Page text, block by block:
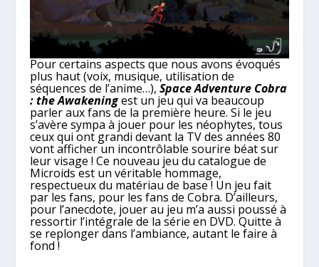
Pour certains aspects que nous avons évoqués
plus haut (voix, musique, utilisation de
séquences de l’anime…),Space Adventure Cobra
: the Awakeningest un jeu qui va beaucoup
parler aux fans de la première heure. Si le jeu
s’avère sympa à jouer pour les néophytes, tous
ceux qui ont grandi devant la TV des années 80
vont afficher un incontrôlable sourire béat sur
leur visage ! Ce nouveau jeu du catalogue de
Microids est un véritable hommage,
respectueux du matériau de base ! Un jeu fait
par les fans, pour les fans de Cobra. D’ailleurs,
pour l’anecdote, jouer au jeu m’a aussi poussé à
ressortir l’intégrale de la série en DVD. Quitte à
se replonger dans l’ambiance, autant le faire à
fond !